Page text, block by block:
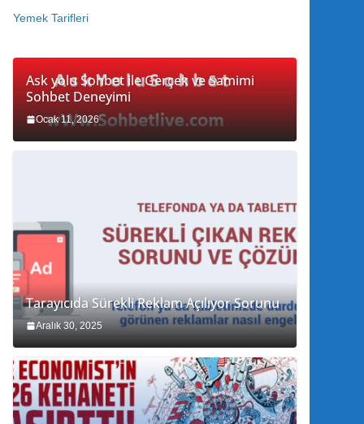
Yemek Tarifleri
Ask yolu Sohbet ile Gerçek ve Samimi
Sohbet Deneyimi
Ocak 11, 2026
Tarayıcıda Sürekli Reklam Açılıyor Sorunu
Aralık 30, 2025